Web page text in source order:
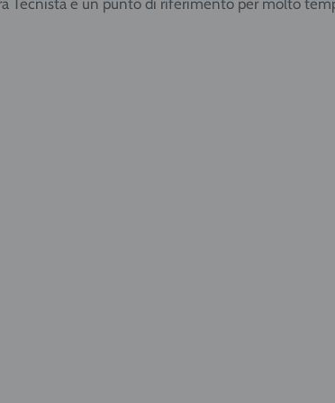
Tecnista è un punto di riferimento per molto